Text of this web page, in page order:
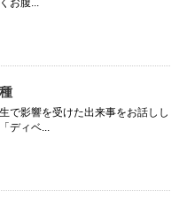
お腹...
で影響を受けた出来事をお話しし
ディベ...